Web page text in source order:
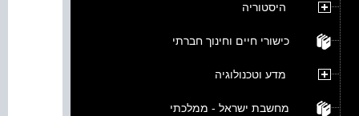
היסטוריה
כישורי חיים וחינוך חברתי
מדע וטכנולוגיה
מחשבת ישראל - ממלכתי